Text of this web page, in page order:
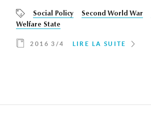
Social Policy Second World War
Welfare State
2016 3/4 LIRE LA SUITE